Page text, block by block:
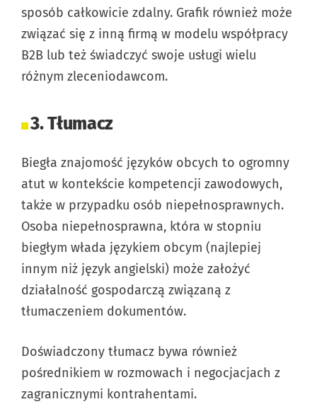
sposób całkowicie zdalny. Grafik również może
związać się z inną firmą w modelu współpracy
B2B lub też świadczyć swoje usługi wielu
różnym zleceniodawcom.
3. Tłumacz
Biegła znajomość języków obcych to ogromny
atut w kontekście kompetencji zawodowych,
także w przypadku osób niepełnosprawnych.
Osoba niepełnosprawna, która w stopniu
biegłym włada językiem obcym (najlepiej
innym niż język angielski) może założyć
działalność gospodarczą związaną z
tłumaczeniem dokumentów.
Doświadczony tłumacz bywa również
pośrednikiem w rozmowach i negocjacjach z
zagranicznymi kontrahentami.